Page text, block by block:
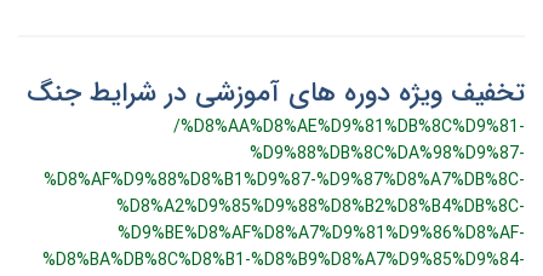
تخفیف ویژه دوره های آموزشی در شرایط جنگ
/%D8%AA%D8%AE%D9%81%DB%8C%D9%81-
%D9%88%DB%8C%DA%98%D9%87-
%D8%AF%D9%88%D8%B1%D9%87-%D9%87%D8%A7%DB%8C-
%D8%A2%D9%85%D9%88%D8%B2%D8%B4%DB%8C-
%D9%BE%D8%AF%D8%A7%D9%81%D9%86%D8%AF-
%D8%BA%DB%8C%D8%B1-%D8%B9%D8%A7%D9%85%D9%84-